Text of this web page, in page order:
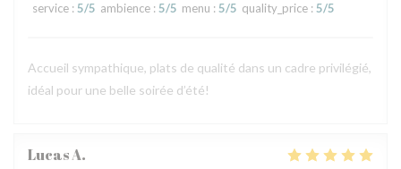
service : 5/5 ambience : 5/5 menu : 5/5 quality_price : 5/5
Accueil sympathique, plats de qualité dans un cadre privilégié,
idéal pour une belle soirée d’été!
LucasA